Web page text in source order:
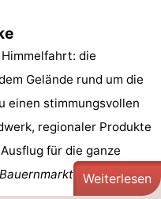
die
Gelände rund um die
einen stimmungsvollen
regionaler Produkte
für die ganze
Bauernmarkt ...Weiterlesen